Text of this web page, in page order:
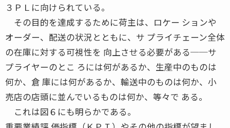
３ＰＬに向けられている。
その目的を達成するために荷主は、ロケー ションや
オーダー、配送の状況とともに、サ プライチェーン全体
の在庫に対する可視性を 向上させる必要がある──サ
プライヤーのとこ ろには何があるか、生産中のものは
何か、倉 庫には何があるか、輸送中のものは何か、小
売店の店頭に並んでいるものは何か、等々で ある。
これは図６にも明らかである。